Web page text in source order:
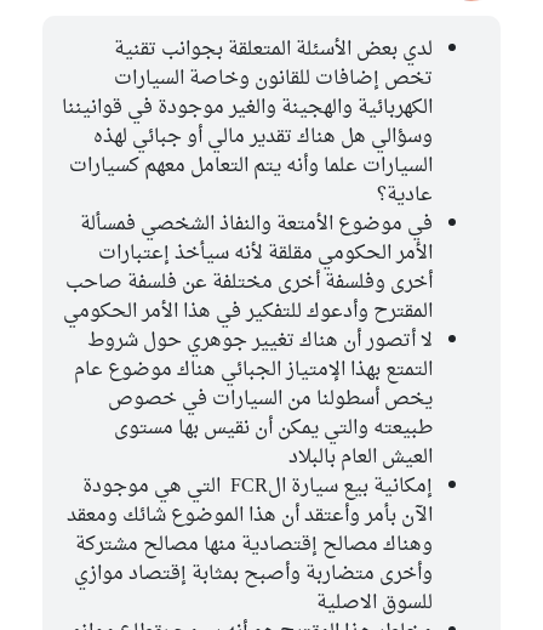
لدي بعض الأسئلة المتعلقة بجوانب تقنية
تخص إضافات للقانون وخاصة السيارات
الكهربائية والهجينة والغير موجودة في قوانيننا
وسؤالي هل هناك تقدير مالي أو جبائي لهذه
السيارات علما وأنه يتم التعامل معهم كسيارات
عادية؟
في موضوع الأمتعة والنفاذ الشخصي فمسألة
الأمر الحكومي مقلقة لأنه سيأخذ إعتبارات
أخرى وفلسفة أخرى مختلفة عن فلسفة صاحب
المقترح وأدعوك للتفكير في هذا الأمر الحكومي
لا أتصور أن هناك تغيير جوهري حول شروط
التمتع بهذا الإمتياز الجبائي هناك موضوع عام
يخص أسطولنا من السيارات في خصوص
طبيعته والتي يمكن أن نقيس بها مستوى
العيش العام بالبلاد
إمكانية بيع سيارة الFCR التي هي موجودة
الآن بأمر وأعتقد أن هذا الموضوع شائك ومعقد
وهناك مصالح إقتصادية منها مصالح مشتركة
وأخرى متضاربة وأصبح بمثابة إقتصاد موازي
للسوق الاصلية